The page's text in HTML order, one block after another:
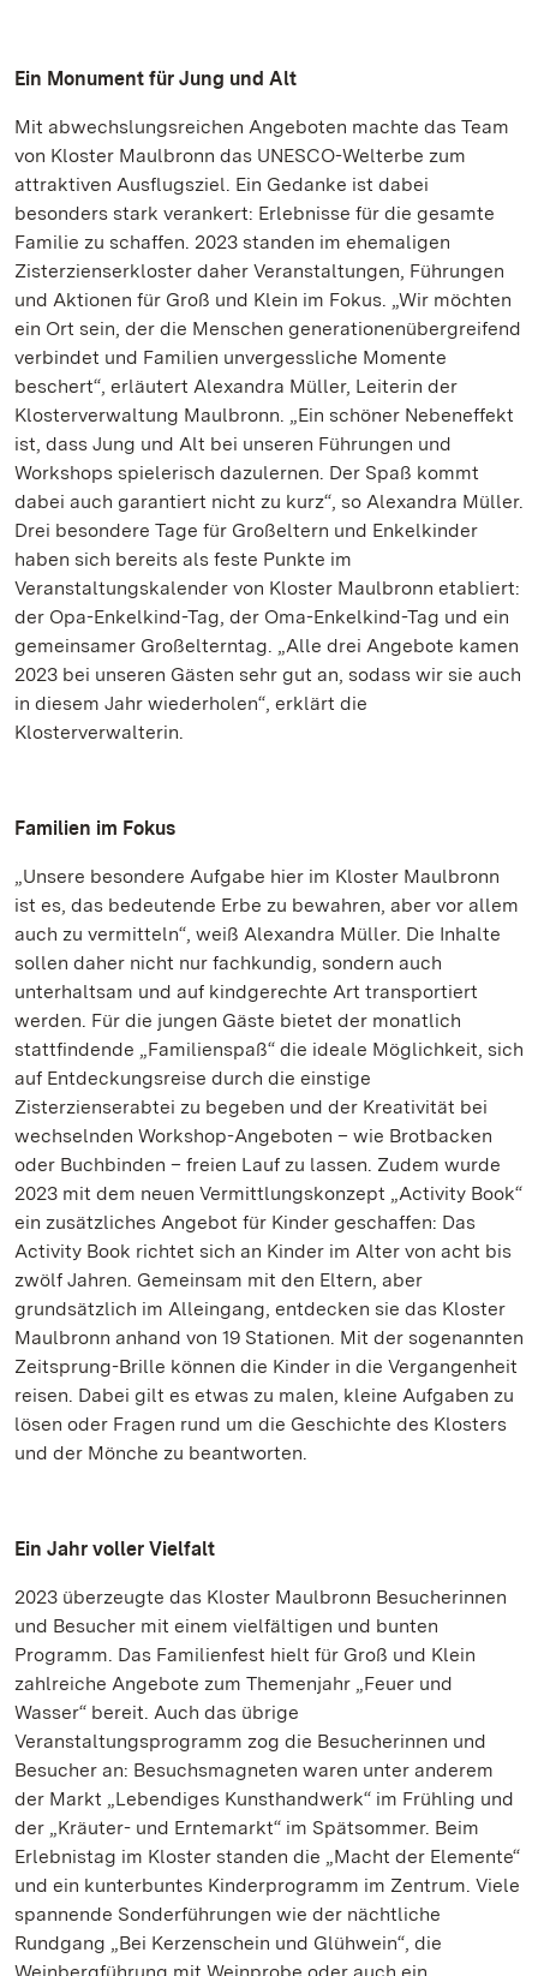
Ein Monument für Jung und Alt
Mit abwechslungsreichen Angeboten machte das Team
von Kloster Maulbronn das UNESCO-Welterbe zum
attraktiven Ausflugsziel. Ein Gedanke ist dabei
besonders stark verankert: Erlebnisse für die gesamte
Familie zu schaffen. 2023 standen im ehemaligen
Zisterzienserkloster daher Veranstaltungen, Führungen
und Aktionen für Groß und Klein im Fokus. „Wir möchten
ein Ort sein, der die Menschen generationenübergreifend
verbindet und Familien unvergessliche Momente
beschert“, erläutert Alexandra Müller, Leiterin der
Klosterverwaltung Maulbronn. „Ein schöner Nebeneffekt
ist, dass Jung und Alt bei unseren Führungen und
Workshops spielerisch dazulernen. Der Spaß kommt
dabei auch garantiert nicht zu kurz“, so Alexandra Müller.
Drei besondere Tage für Großeltern und Enkelkinder
haben sich bereits als feste Punkte im
Veranstaltungskalender von Kloster Maulbronn etabliert:
der Opa-Enkelkind-Tag, der Oma-Enkelkind-Tag und ein
gemeinsamer Großelterntag. „Alle drei Angebote kamen
2023 bei unseren Gästen sehr gut an, sodass wir sie auch
in diesem Jahr wiederholen“, erklärt die
Klosterverwalterin.
Familien im Fokus
„Unsere besondere Aufgabe hier im Kloster Maulbronn
ist es, das bedeutende Erbe zu bewahren, aber vor allem
auch zu vermitteln“, weiß Alexandra Müller. Die Inhalte
sollen daher nicht nur fachkundig, sondern auch
unterhaltsam und auf kindgerechte Art transportiert
werden. Für die jungen Gäste bietet der monatlich
stattfindende „Familienspaß“ die ideale Möglichkeit, sich
auf Entdeckungsreise durch die einstige
Zisterzienserabtei zu begeben und der Kreativität bei
wechselnden Workshop-Angeboten – wie Brotbacken
oder Buchbinden – freien Lauf zu lassen. Zudem wurde
2023 mit dem neuen Vermittlungskonzept „Activity Book“
ein zusätzliches Angebot für Kinder geschaffen: Das
Activity Book richtet sich an Kinder im Alter von acht bis
zwölf Jahren. Gemeinsam mit den Eltern, aber
grundsätzlich im Alleingang, entdecken sie das Kloster
Maulbronn anhand von 19 Stationen. Mit der sogenannten
Zeitsprung-Brille können die Kinder in die Vergangenheit
reisen. Dabei gilt es etwas zu malen, kleine Aufgaben zu
lösen oder Fragen rund um die Geschichte des Klosters
und der Mönche zu beantworten.
Ein Jahr voller Vielfalt
2023 überzeugte das Kloster Maulbronn Besucherinnen
und Besucher mit einem vielfältigen und bunten
Programm. Das Familienfest hielt für Groß und Klein
zahlreiche Angebote zum Themenjahr „Feuer und
Wasser“ bereit. Auch das übrige
Veranstaltungsprogramm zog die Besucherinnen und
Besucher an: Besuchsmagneten waren unter anderem
der Markt „Lebendiges Kunsthandwerk“ im Frühling und
der „Kräuter- und Erntemarkt“ im Spätsommer. Beim
Erlebnistag im Kloster standen die „Macht der Elemente“
und ein kunterbuntes Kinderprogramm im Zentrum. Viele
spannende Sonderführungen wie der nächtliche
Rundgang „Bei Kerzenschein und Glühwein“, die